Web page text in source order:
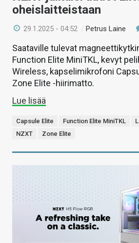
oheislaitteistaan
29.1.2025 - 04:52 /Petrus Laine
Saataville tulevat
Function Elite MiniTKL, kevyt
Wireless, kapselimikrofoni
Zone Elite -hiirimatto.
Lue lisää
Capsule Elite Function Elite MiniTKL
NZXT
Zone Elite